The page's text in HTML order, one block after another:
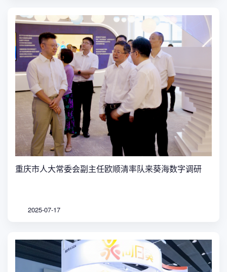
重庆市人大常委会副主任欧顺清率队来葵海数字调研
2025-07-17